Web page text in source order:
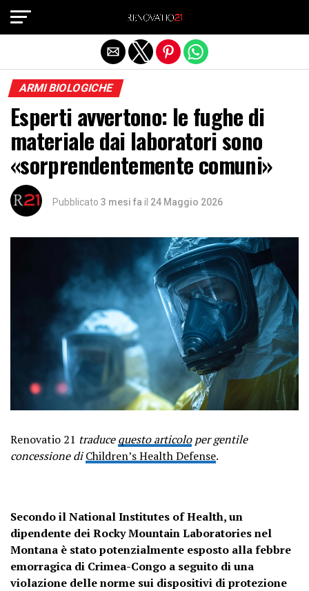
ARMI BIOLOGICHE
Esperti avvertono: le fughe di
materiale dai laboratori sono
«sorprendentemente comuni»
Pubblicato 3 mesi fa il 24 Maggio 2026
Renovatio 21 traducequesto articoloper gentile
concessione di Children’s Health Defense.
Secondo il National Institutes of Health, un
dipendente dei Rocky Mountain Laboratories nel
Montana è stato potenzialmente esposto alla febbre
emorragica di Crimea-Congo a seguito di una
violazione delle norme sui dispositivi di protezione
Exit mobile version